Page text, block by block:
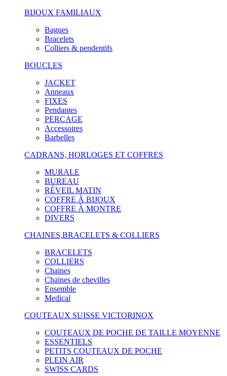
BIJOUX FAMILIAUX
Bagues
Bracelets
Colliers & pendentifs
BOUCLES
JACKET
Anneaux
FIXES
Pendantes
PERÇAGE
Accessoires
Barbelles
CADRANS, HORLOGES ET COFFRES
MURALE
BUREAU
RÉVEIL MATIN
COFFRE À BIJOUX
COFFRE À MONTRE
DIVERS
CHAINES,BRACELETS & COLLIERS
BRACELETS
COLLIERS
Chaines
Chaines de chevilles
Ensemble
Medical
COUTEAUX SUISSE VICTORINOX
COUTEAUX DE POCHE DE TAILLE MOYENNE
ESSENTIELS
PETITS COUTEAUX DE POCHE
PLEIN AIR
SWISS CARDS